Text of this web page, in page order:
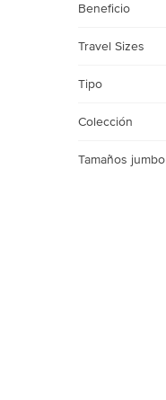
Beneficio
Travel Sizes
Tipo
Colección
Tamaños jumbo